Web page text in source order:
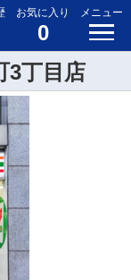
お気に入り
0
メニュー
3丁目店